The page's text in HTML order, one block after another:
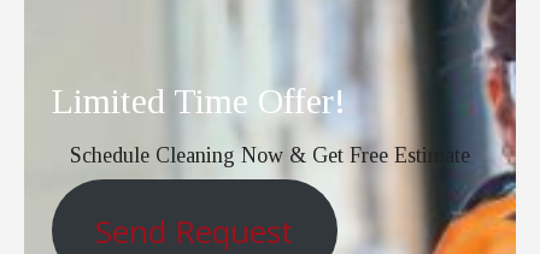
Limited Time Offer!
Schedule Cleaning Now & Get Free Estimate
Send Request